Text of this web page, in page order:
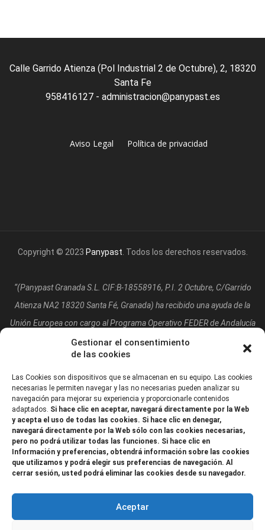
Gestionar el consentimiento
de las cookies
Las Cookies son dispositivos que se almacenan en su equipo. Las cookies
necesarias le permiten navegar y las no necesarias pueden analizar su
navegación para mejorar su experiencia y proporcionarle contenidos
adaptados. Si hace clic en aceptar, navegará directamente por la Web
y acepta el uso de todas las cookies. Si hace clic en denegar,
navegará directamente por la Web sólo con las cookies necesarias,
pero no podrá utilizar todas las funciones. Si hace clic en
Información y preferencias, obtendrá información sobre las cookies
que utilizamos y podrá elegir sus preferencias de navegación. Al
cerrar sesión, usted podrá eliminar las cookies desde su navegador.
Aceptar
Calle Garrido Atienza (Pol Industrial 2 de Octubre), 2, 18320
Santa Fe
958416127 - administracion@panypast.es
Aviso Legal Política de privacidad
Copyright © 2023 Panypast . Todos los derechos reservados.
“(Panypast Granada S.L. CIF:B-18558916, P.I. 2 Octubre, C/Garrido
Atienza NA2 18320 Santa Fé, Granada) ha recibido una ayuda de la
Unión Europea con cargo al Programa Operativo FEDER de Andalucía
2014-2020, financiada como parte de la respuesta de la Unión a la
pandemia de COVID-19 (REACT-UE), para compensar el sobrecoste
energético de gas natural y/o electricidad a pymes y autónomos
especialmente afectados por el incremento de los precios del gas
natural y la electricidad provocados por el impacto de la guerra de
agresión de Rusia contra Ucrania.”